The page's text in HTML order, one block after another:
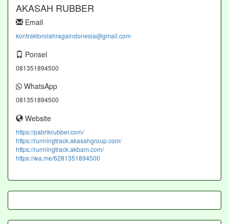
AKASAH RUBBER
Email
kontraktorolahragaindonesia@gmail.com
Ponsel
081351894500
WhatsApp
081351894500
Website
https://pabrikrubber.com/
https://runningtrack.akasahgroup.com/
https://runningtrack.akbam.com/
https://wa.me/6281351894500